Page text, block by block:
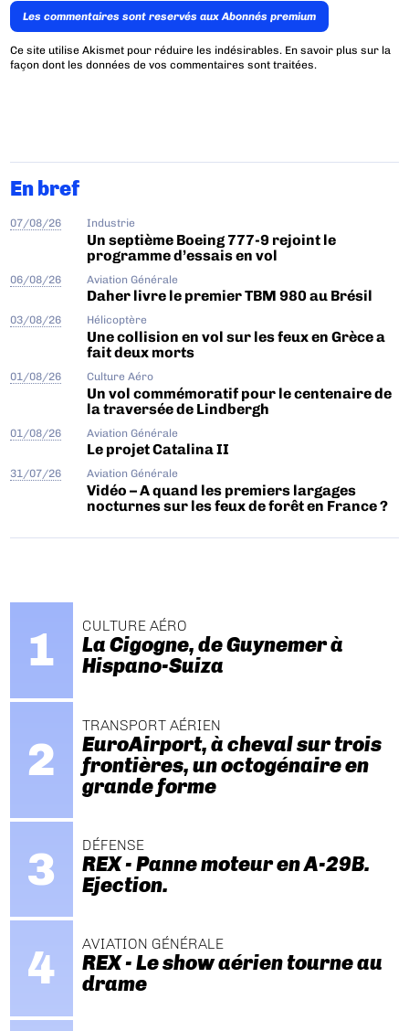
Les commentaires sont reservés aux Abonnés premium
Ce site utilise Akismet pour réduire les indésirables. En savoir plus sur la
façon dont les données de vos commentaires sont traitées.
En bref
07/08/26 Industrie
Un septième Boeing 777-9 rejoint le
programme d’essais en vol
06/08/26 Aviation Générale
Daher livre le premier TBM 980 au Brésil
03/08/26 Hélicoptère
Une collision en vol sur les feux en Grèce a
fait deux morts
01/08/26 Culture Aéro
Un vol commémoratif pour le centenaire de
la traversée de Lindbergh
01/08/26 Aviation Générale
Le projet Catalina II
31/07/26 Aviation Générale
Vidéo – A quand les premiers largages
nocturnes sur les feux de forêt en France ?
CULTURE AÉRO
La Cigogne, de Guynemer à
Hispano-Suiza
TRANSPORT AÉRIEN
EuroAirport, à cheval sur trois
frontières, un octogénaire en
grande forme
DÉFENSE
REX - Panne moteur en A-29B.
Ejection.
AVIATION GÉNÉRALE
REX - Le show aérien tourne au
drame